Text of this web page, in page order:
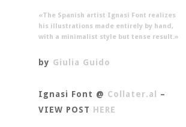
«The Spanish artist Ignasi Font realizes
his illustrations made entirely by hand,
with a minimalist style but tense result.»
by Giulia Guido
Ignasi Font @ Collater.al
–
VIEW POST HERE